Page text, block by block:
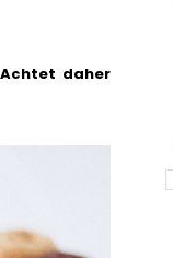
daher